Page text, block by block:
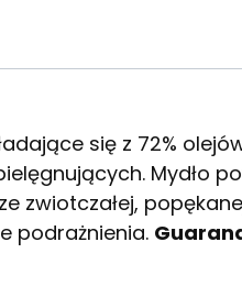
się z 72%
Mydło
zwiotczałej,
podrażnienia.